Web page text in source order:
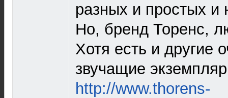
разных и простых и
Но, бренд Торенс,
Хотя есть и другие
звучащие
http://www.thorens-